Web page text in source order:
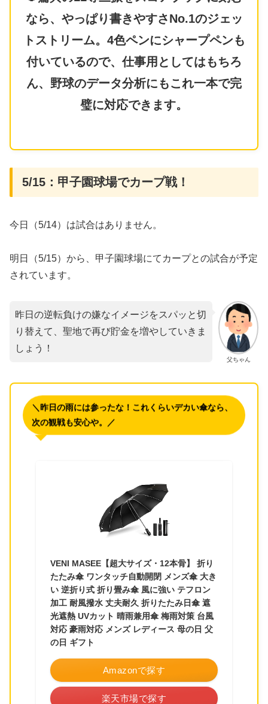
なら、やっぱり書きやすさNo.1のジェッ
トストリーム。4色ペンにシャープペンも
付いているので、仕事用としてはもちろ
ん、野球のデータ分析にもこれ一本で完
璧に対応できます。
5/15：甲子園球場でカープ戦！
今日（5/14）は試合はありません。
明日（5/15）から、甲子園球場にてカープとの試合が予定
されています。
父ちゃん
昨日の逆転負けの嫌なイメージをスパッと切
り替えて、聖地で再び貯金を増やしていきま
しょう！
＼昨日の雨には参ったな！これくらいデカい傘なら、
次の観戦も安心や。／
VENI MASEE【超大サイズ・12本骨】 折り
たたみ傘 ワンタッチ自動開閉 メンズ傘 大き
い 逆折り式 折り畳み傘 風に強い テフロン
加工 耐風撥水 丈夫耐久 折りたたみ日傘 遮
光遮熱 UVカット 晴雨兼用傘 梅雨対策 台風
対応 豪雨対応 メンズ レディース 母の日 父
の日 ギフト
Amazonで探す
楽天市場で探す